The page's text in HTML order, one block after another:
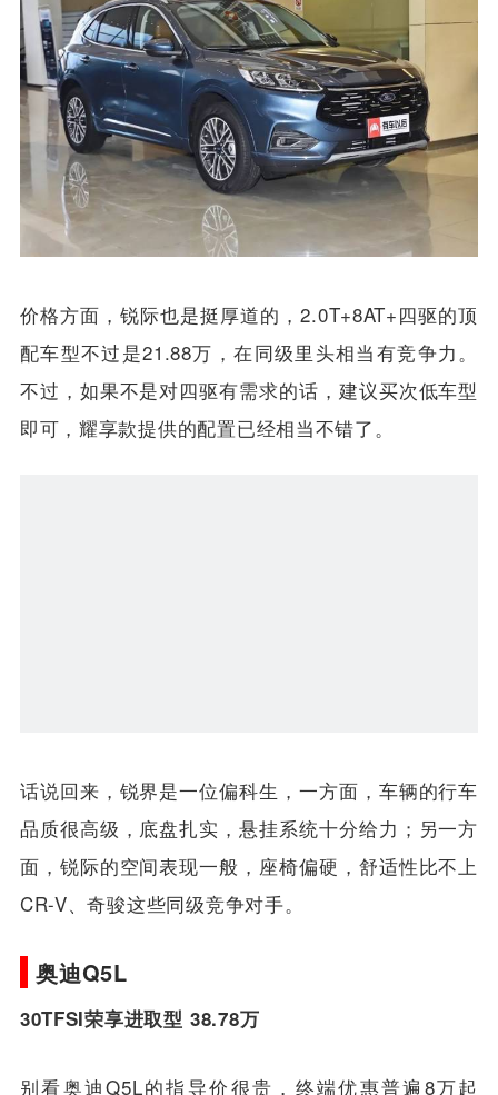
价格方面，锐际也是挺厚道的，2.0T+8AT+四驱的顶
话说回来，锐界是一位偏科生，一方面，车辆的行车
面，锐际的空间表现一般，座椅偏硬，舒适性比不上
CR-V、奇骏这些同级竞争对手。